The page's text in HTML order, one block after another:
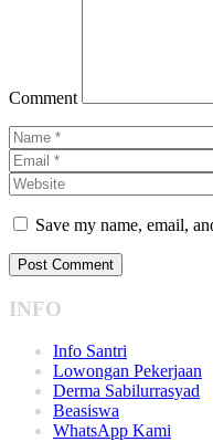
Comment
Save my name, email,
INFO
Info Santri
Lowongan Pekerjaan
Derma Sabilurrasyad
Beasiswa
WhatsApp Kami